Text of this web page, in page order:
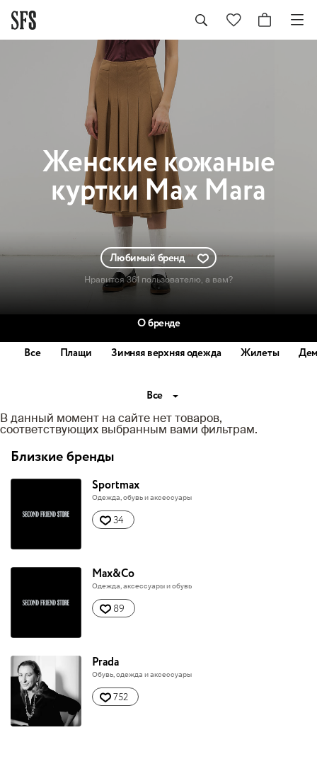
Женскиекожаные
куртки Max Mara
Любимый бренд
Нравится 361 пользователю, а вам?
О бренде
Все
Плащи Зимняя верхняя одежда Жилеты
Все
В данный момент на сайте нет товаров,
соответствующих выбранным вами фильтрам.
Близкие бренды
Sportmax
Одежда, обувь и аксессуары
34
Max&Co
Одежда, аксессуары и обувь
89
Prada
Обувь, одежда и аксессуары
752